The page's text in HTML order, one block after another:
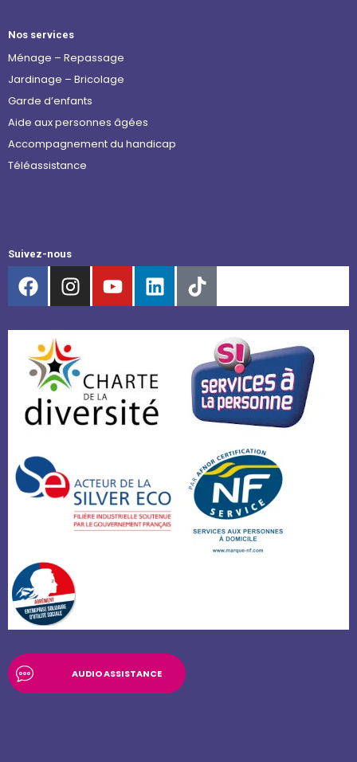
Nos services
Ménage – Repassage
Jardinage – Bricolage
Garde d’enfants
Aide aux personnes âgées
Accompagnement du handicap
Téléassistance
Suivez-nous
AUDIO ASSISTANCE